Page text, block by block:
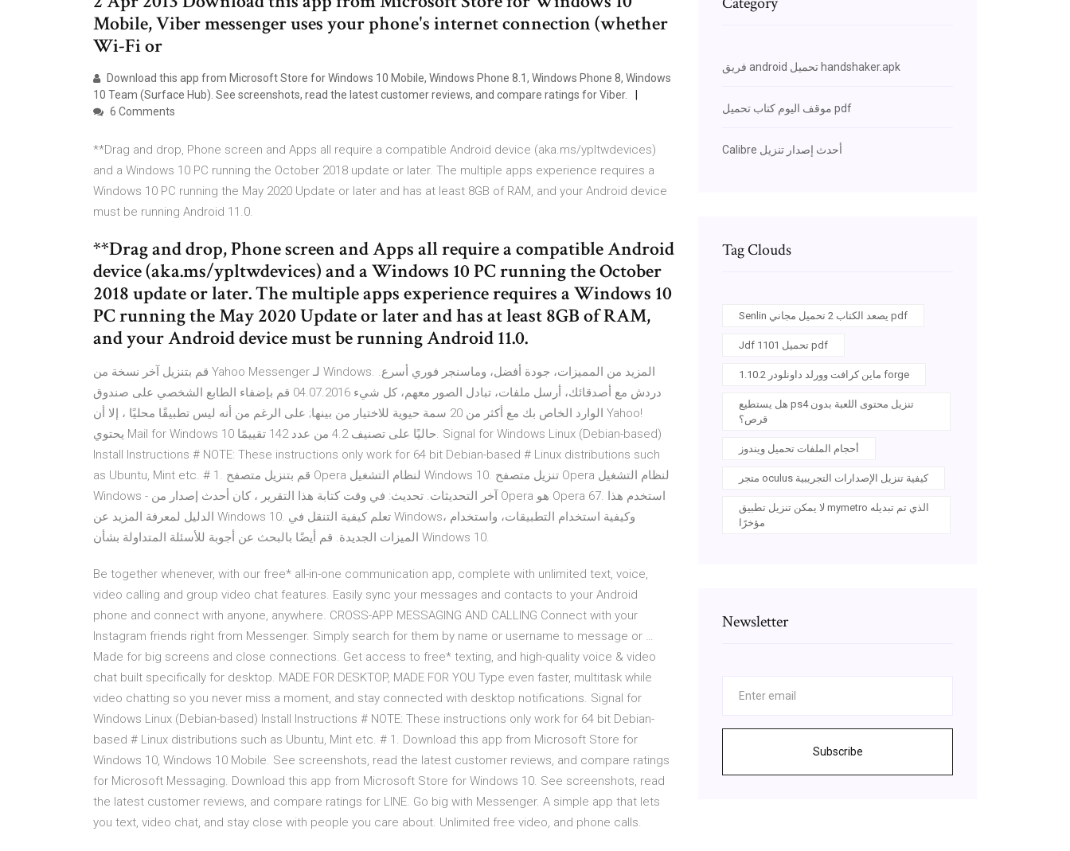
Mobile, Viber messenger uses your phone's internet connection (whether
Wi-Fi or
Download this app from Microsoft Store for Windows 10 Mobile, Windows Phone 8.1, Windows Phone 8, Windows
10 Team (Surface Hub). See screenshots, read the latest customer reviews, and compare ratings for Viber.
6 Comments
**Drag and drop, Phone screen and Apps all require a compatible Android device (aka.ms/ypltwdevices)
and a Windows 10 PC running the October 2018 update or later. The multiple apps experience requires a
Windows 10 PC running the May 2020 Update or later and has at least 8GB of RAM, and your Android device
must be running Android 11.0.
**Drag and drop, Phone screen and Apps all require a compatible Android
device (aka.ms/ypltwdevices) and a Windows 10 PC running the October
2018 update or later. The multiple apps experience requires a Windows 10
PC running the May 2020 Update or later and has at least 8GB of RAM,
and your Android device must be running Android 11.0.
قم بتنزيل آخر نسخة من Yahoo Messenger لـ Windows. المزيد من المميزات، جودة أفضل، وماسنجر فوري أسرع.
دردش مع أصدقائك، أرسل ملفات، تبادل الصور معهم، كل شيء 04.07.2016 قم بإضفاء الطابع الشخصي على صندوق
الوارد الخاص بك مع أكثر من 20 سمة حيوية للاختيار من بينها; على الرغم من أنه ليس تطبيقًا محليًا ، إلا أن Yahoo!
يحتوي Mail for Windows 10 حاليًا على تصنيف 4.2 من عدد 142 تقييمًا. Signal for Windows Linux (Debian-based)
Install Instructions # NOTE: These instructions only work for 64 bit Debian-based # Linux distributions such
as Ubuntu, Mint etc. # 1. قم بتنزيل متصفح Opera لنظام التشغيل Windows 10. تنزيل متصفح Opera لنظام التشغيل
Windows - آخر التحديثات. تحديث: في وقت كتابة هذا التقرير ، كان أحدث إصدار من Opera هو Opera 67. استخدم هذا
الدليل لمعرفة المزيد عن Windows 10. تعلم كيفية التنقل في Windows، وكيفية استخدام التطبيقات، واستخدام
الميزات الجديدة. قم أيضًا بالبحث عن أجوبة للأسئلة المتداولة بشأن Windows 10.
Be together whenever, with our free* all-in-one communication app, complete with unlimited text, voice,
video calling and group video chat features. Easily sync your messages and contacts to your Android
phone and connect with anyone, anywhere. CROSS-APP MESSAGING AND CALLING Connect with your
Instagram friends right from Messenger. Simply search for them by name or username to message or …
Made for big screens and close connections. Get access to free* texting, and high-quality voice & video
chat built specifically for desktop. MADE FOR DESKTOP, MADE FOR YOU Type even faster, multitask while
video chatting so you never miss a moment, and stay connected with desktop notifications. Signal for
Windows Linux (Debian-based) Install Instructions # NOTE: These instructions only work for 64 bit Debian-
based # Linux distributions such as Ubuntu, Mint etc. # 1. Download this app from Microsoft Store for
Windows 10, Windows 10 Mobile. See screenshots, read the latest customer reviews, and compare ratings
for Microsoft Messaging. Download this app from Microsoft Store for Windows 10. See screenshots, read
the latest customer reviews, and compare ratings for LINE. Go big with Messenger. A simple app that lets
you text, video chat, and stay close with people you care about. Unlimited free video, and phone calls.
فريق android تحميل handshaker.apk
موقف اليوم كتاب تحميل pdf
Calibre أحدث إصدار تنزيل
Tag Clouds
Senlin يصعد الكتاب 2 تحميل مجاني pdf
Jdf 1101 تحميل pdf
ماين كرافت وورلد داونلودر 1.10.2 forge
هل يستطيع ps4 تنزيل محتوى اللعبة بدون
قرص؟
أحجام الملفات تحميل ويندوز
متجر oculus كيفية تنزيل الإصدارات التجريبية
لا يمكن تنزيل تطبيق mymetro الذي تم تبديله
مؤخرًا
Newsletter
Subscribe